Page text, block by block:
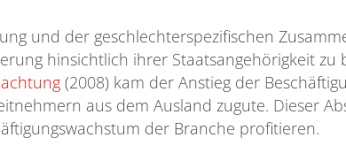
und der geschlechterspezifischen
hinsichtlich ihrer Staatsangehörigkeit
(2008) kam der Anstieg der
aus dem Ausland zugute. Dieser
der Branche profitieren.